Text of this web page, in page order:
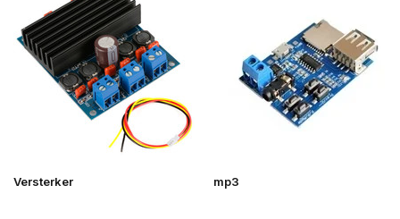
Versterker mp3